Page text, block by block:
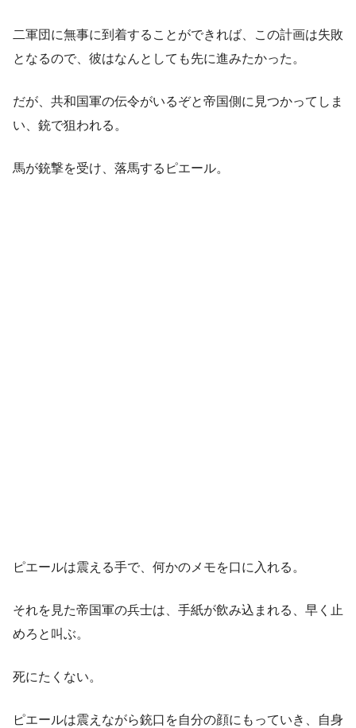
二軍団に無事に到着することができれば、この計画は失敗
となるので、彼はなんとしても先に進みたかった。
だが、共和国軍の伝令がいるぞと帝国側に見つかってしま
い、銃で狙われる。
馬が銃撃を受け、落馬するピエール。
ピエールは震える手で、何かのメモを口に入れる。
それを見た帝国軍の兵士は、手紙が飲み込まれる、早く止
めろと叫ぶ。
死にたくない。
ピエールは震えながら銃口を自分の顔にもっていき、自身